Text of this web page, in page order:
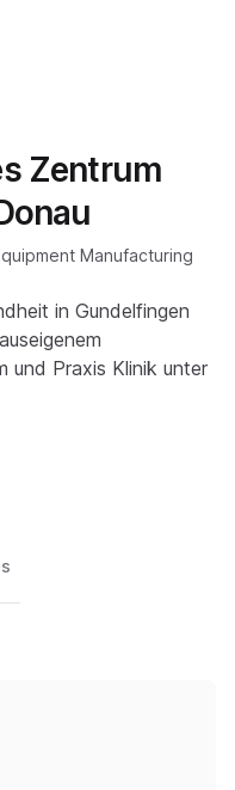
Zentrum
Manufacturing
in Gundelfingen
und Praxis Klinik unter